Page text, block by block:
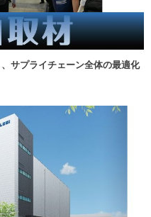
サプライチェーン全体の最適化